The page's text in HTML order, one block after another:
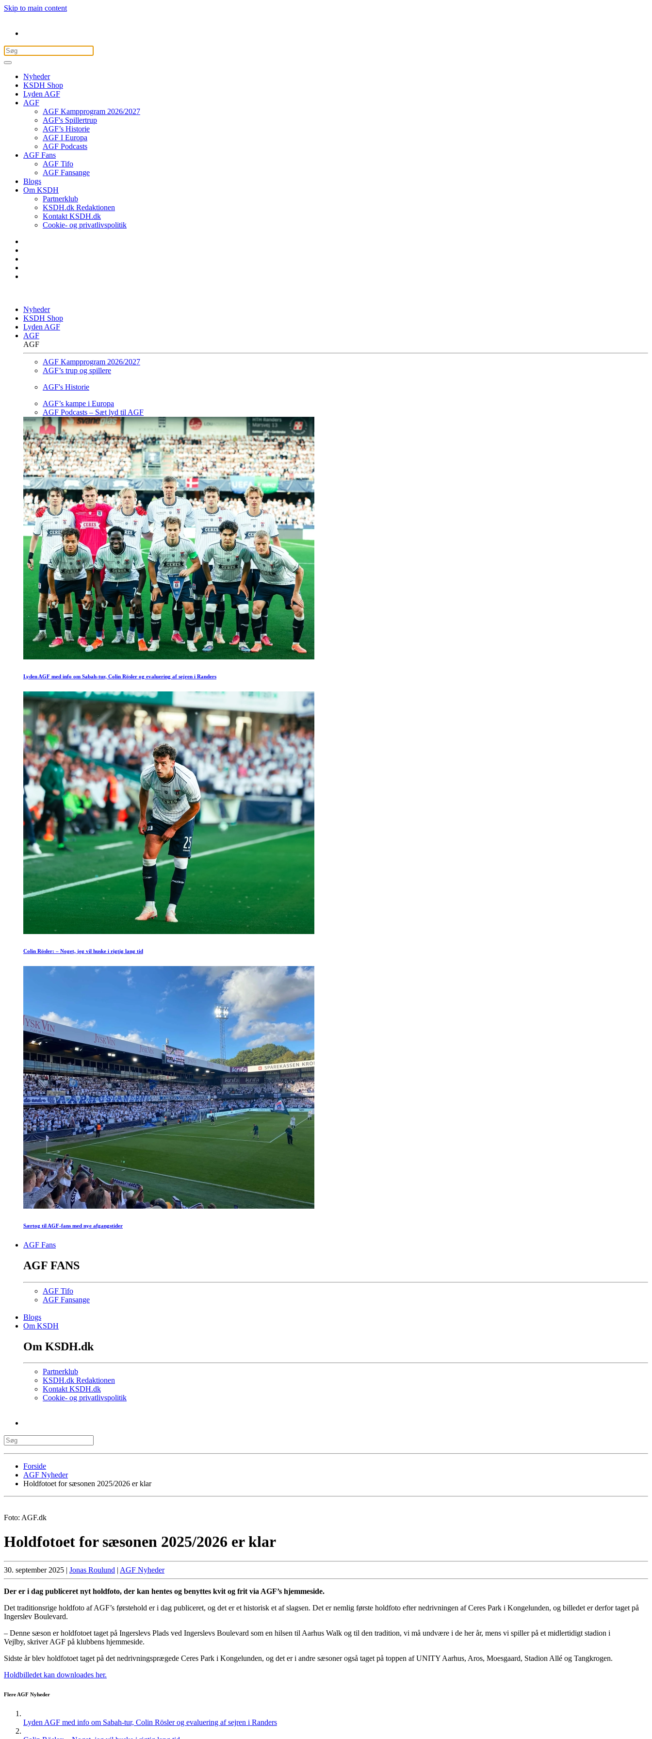
Skip to main content
Nyheder
KSDH Shop
Lyden AGF
AGF
AGF Kampprogram 2026/2027
AGF's Spillertrup
AGF’s Historie
AGF I Europa
AGF Podcasts
AGF Fans
AGF Tifo
AGF Fansange
Blogs
Om KSDH
Partnerklub
KSDH.dk Redaktionen
Kontakt KSDH.dk
Cookie- og privatlivspolitik
Nyheder
KSDH Shop
Lyden AGF
AGF
AGF
AGF Kampprogram 2026/2027
AGF’s trup og spillere
AGF's Historie
AGF’s kampe i Europa
AGF Podcasts – Sæt lyd til AGF
Lyden AGF med info om Sabah-tur, Colin Rösler og evaluering af sejren i Randers
Colin Rösler: – Noget, jeg vil huske i rigtig lang tid
Særtog til AGF-fans med nye afgangstider
AGF Fans
AGF FANS
AGF Tifo
AGF Fansange
Blogs
Om KSDH
Om KSDH.dk
Partnerklub
KSDH.dk Redaktionen
Kontakt KSDH.dk
Cookie- og privatlivspolitik
Forside
AGF Nyheder
Holdfotoet for sæsonen 2025/2026 er klar
Foto: AGF.dk
Holdfotoet for sæsonen 2025/2026 er klar
30. september 2025 | Jonas Roulund | AGF Nyheder
Der er i dag publiceret nyt holdfoto, der kan hentes og benyttes kvit og frit via AGF’s hjemmeside.
Det traditionsrige holdfoto af AGF’s førstehold er i dag publiceret, og det er et historisk et af slagsen. Det er nemlig første holdfoto efter nedrivningen af Ceres Park i Kongelunden, og billedet er derfor taget på
Ingerslev Boulevard.
– Denne sæson er holdfotoet taget på Ingerslevs Plads ved Ingerslevs Boulevard som en hilsen til Aarhus Walk og til den tradition, vi må undvære i de her år, mens vi spiller på et midlertidigt stadion i
Vejlby, skriver AGF på klubbens hjemmeside.
Sidste år blev holdfotoet taget på det nedrivningsprægede Ceres Park i Kongelunden, og det er i andre sæsoner også taget på toppen af UNITY Aarhus, Aros, Moesgaard, Stadion Allé og Tangkrogen.
Holdbilledet kan downloades her.
Flere AGF Nyheder
Lyden AGF med info om Sabah-tur, Colin Rösler og evaluering af sejren i Randers